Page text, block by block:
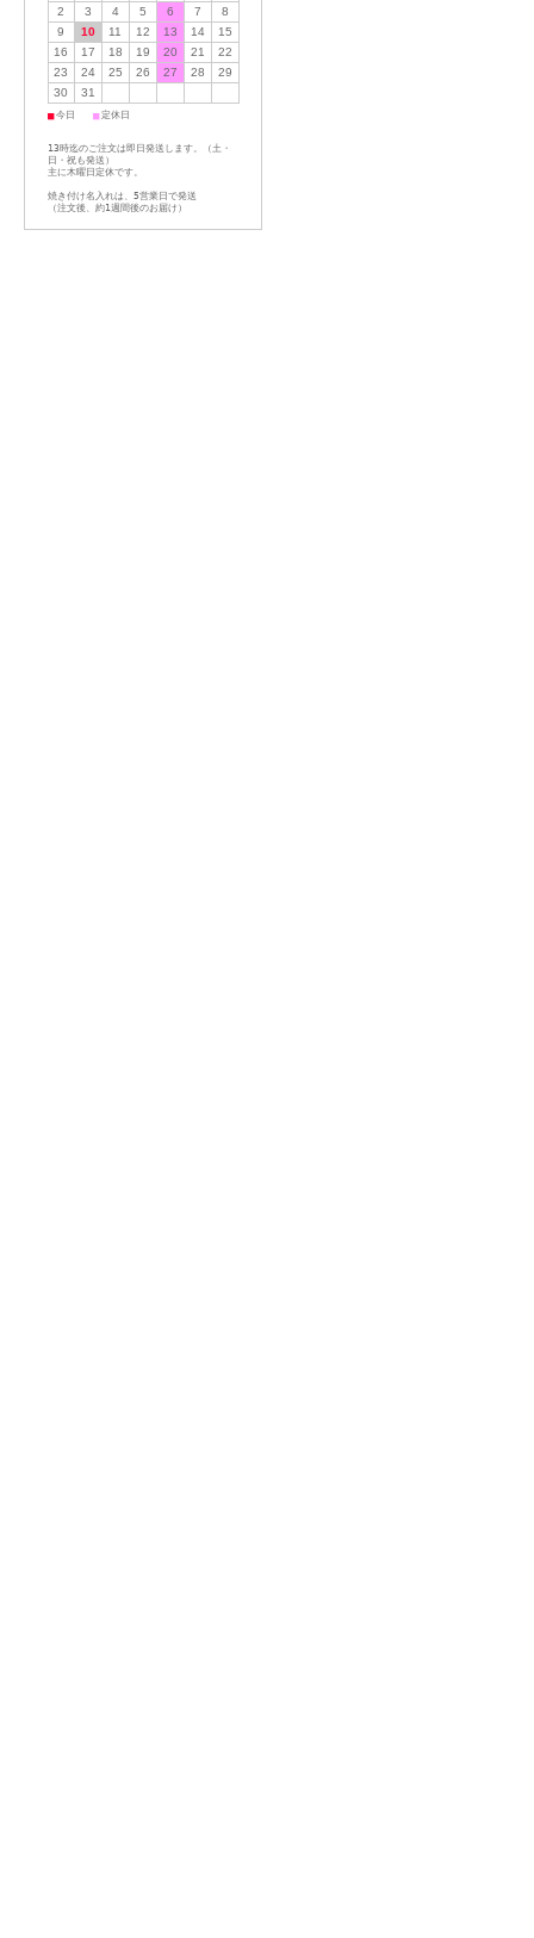
2 3 4 5 6 7
8
9
10 11 12 13 14
15
16
17 18 19 20 21
22
23
24 25 26 27 28
29
30
31
■ 今日 ■ 定休日
13時迄のご注文は即日発送します。（土・
日・祝も発送）
主に木曜日定休です。
焼き付け名入れは、5営業日で発送
（注文後、約1週間後のお届け）